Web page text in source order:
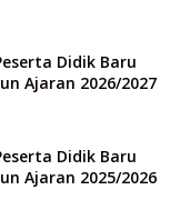
Didik Baru
Ajaran 2026/2027
Didik Baru
Ajaran 2025/2026